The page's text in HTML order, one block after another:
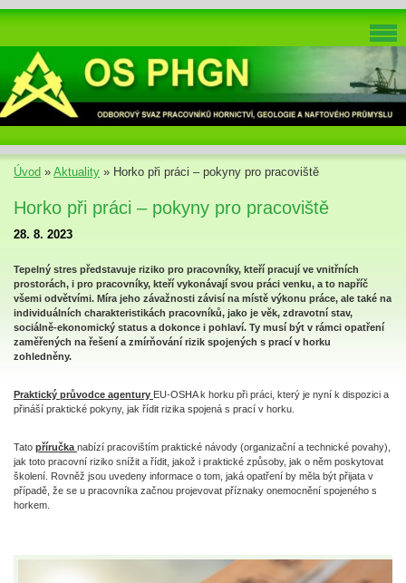
Úvod » Aktuality » Horko při práci – pokyny pro pracoviště
Horko při práci – pokyny pro pracoviště
28. 8. 2023
Tepelný stres představuje riziko pro pracovníky, kteří pracují ve vnitřních
prostorách, i pro pracovníky, kteří vykonávají svou práci venku, a to napříč
všemi odvětvími. Míra jeho závažnosti závisí na místě výkonu práce, ale také na
individuálních charakteristikách pracovníků, jako je věk, zdravotní stav,
sociálně-ekonomický status a dokonce i pohlaví. Ty musí být v rámci opatření
zaměřených na řešení a zmírňování rizik spojených s prací v horku
zohledněny.
Praktický průvodce agentury EU-OSHA k horku při práci, který je nyní k dispozici a
přináší praktické pokyny, jak řídit rizika spojená s prací v horku.
Tato příručka nabízí pracovištím praktické návody (organizační a technické povahy),
jak toto pracovní riziko snížit a řídit, jakož i praktické způsoby, jak o něm poskytovat
školení. Rovněž jsou uvedeny informace o tom, jaká opatření by měla být přijata v
případě, že se u pracovníka začnou projevovat příznaky onemocnění spojeného s
horkem.